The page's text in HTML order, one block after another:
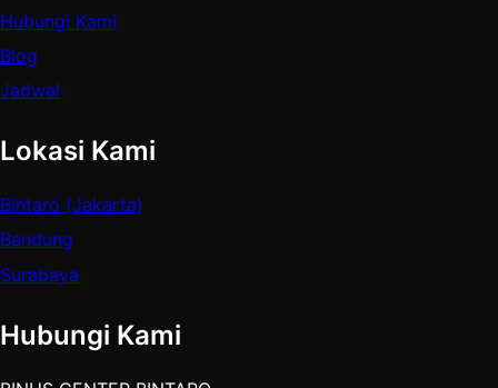
Hubungi Kami
Blog
Jadwal
Lokasi Kami
Bintaro (Jakarta)
Bandung
Surabaya
Hubungi Kami